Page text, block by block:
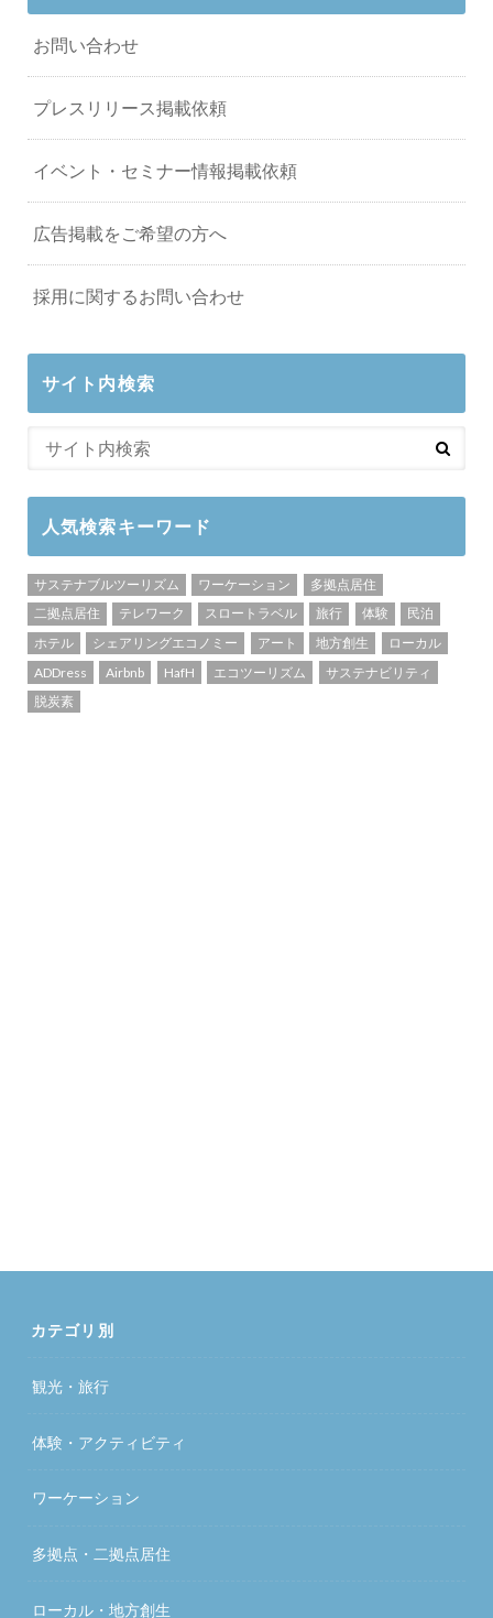
お問い合わせ
プレスリリース掲載依頼
イベント・セミナー情報掲載依頼
広告掲載をご希望の方へ
採用に関するお問い合わせ
サイト内検索
人気検索キーワード
サステナブルツーリズム ワーケーション
多拠点居住
二拠点居住
テレワーク スロートラベル 旅行 体験
民泊
ホテル
シェアリングエコノミー アート 地方創生
ローカル
ADDress
Airbnb HafH エコツーリズム
サステナビリティ
脱炭素
カテゴリ別
観光・旅行
体験・アクティビティ
ワーケーション
多拠点・二拠点居住
ローカル・地方創生